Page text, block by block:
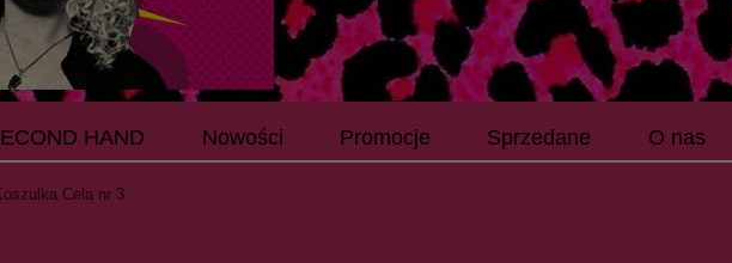
HAND Nowości Promocje Sprzedane O nas
Cela nr 3